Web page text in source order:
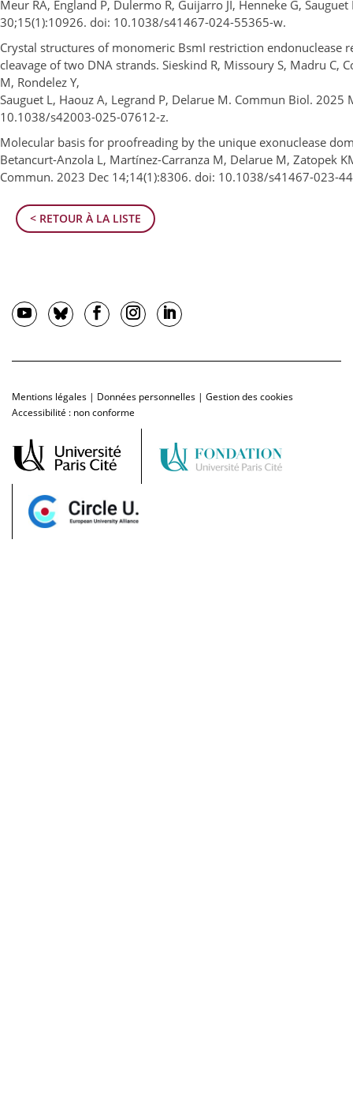
< RETOUR À LA LISTE
Meur RA, England P, Dulermo R, Guijarro JI, Henneke G,
30;15(1):10926. doi: 10.1038/s41467-024-55365-w.
Crystal structures of monomeric BsmI restriction endonuclease
cleavage of two DNA strands. Sieskind R, Missoury S, Madru C,
M, Rondelez Y,
Sauguet L, Haouz A, Legrand P, Delarue M. Commun Biol. 2025
10.1038/s42003-025-07612-z.
Molecular basis for proofreading by the unique exonuclease
Betancurt-Anzola L, Martínez-Carranza M, Delarue M, Zatopek
Commun. 2023 Dec 14;14(1):8306. doi: 10.1038/s41467-023-
Mentions légales | Données personnelles | Gestion des cookies
Accessibilité : non conforme